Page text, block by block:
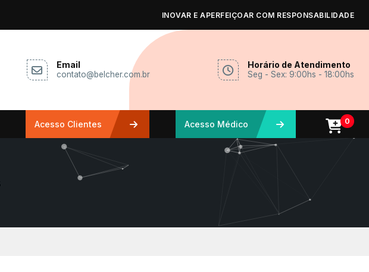
INOVAR E APERFEIÇOAR COM RESPONSABILIDADE
Email
contato@belcher.com.br
Horário de Atendimento
Seg - Sex: 9:00hs - 18:00hs
Acesso Clientes Acesso Médico 0